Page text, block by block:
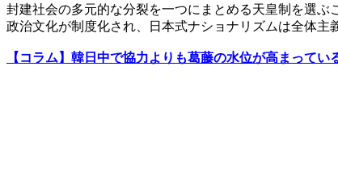
封建社会の多元的な分裂を一つにまとめる天皇制を選
政治文化が制度化され、日本式ナショナリズムは全体主
【コラム】韓日中で協力よりも葛藤の水位が高まってい